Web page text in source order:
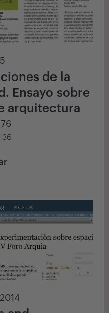
de la
Ensayo sobre
arquitectura